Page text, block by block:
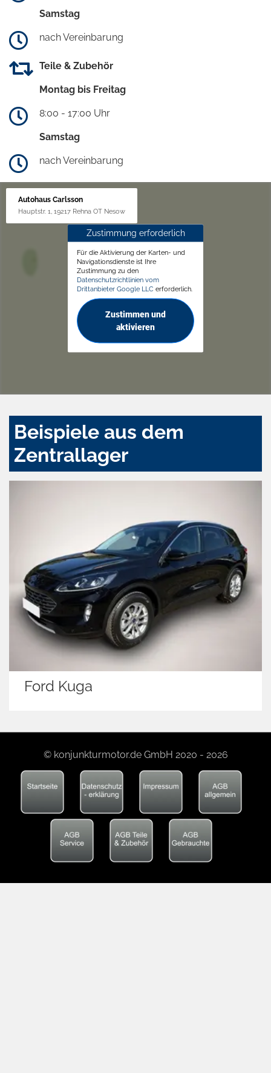
Samstag
nach Vereinbarung
Teile & Zubehör
Montag bis Freitag
8:00 - 17:00 Uhr
Samstag
nach Vereinbarung
Autohaus Carlsson
Hauptstr. 1, 19217 Rehna OT Nesow
Zustimmung erforderlich
Für die Aktivierung der Karten- und
Navigationsdienste ist Ihre
Zustimmung zu den
Datenschutzrichtlinien vom
Drittanbieter Google LLC erforderlich.
Zustimmen und
aktivieren
Beispiele aus dem
Zentrallager
Ford Kuga
© konjunkturmotor.de GmbH 2020 - 2026